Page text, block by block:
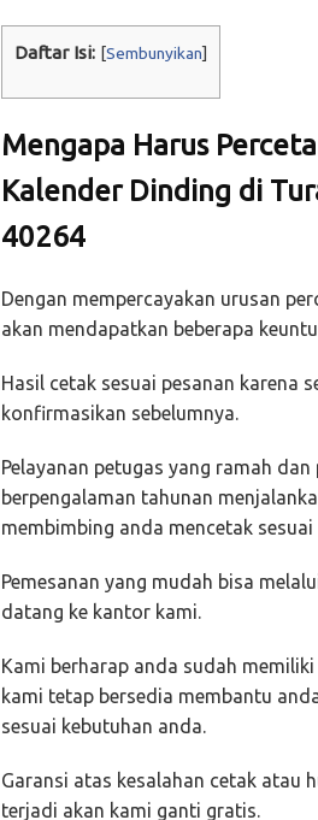
Daftar Isi: [Sembunyikan]
Mengapa Harus
Kalender Dinding di
40264
Dengan mempercayakan urusan
akan mendapatkan beberapa
Hasil cetak sesuai pesanan karena
konfirmasikan sebelumnya.
Pelayanan petugas yang ramah
berpengalaman tahunan
membimbing anda mencetak sesuai
Pemesanan yang mudah bisa
datang ke kantor kami.
Kami berharap anda sudah
kami tetap bersedia membantu
sesuai kebutuhan anda.
Garansi atas kesalahan cetak atau
terjadi akan kami ganti gratis.